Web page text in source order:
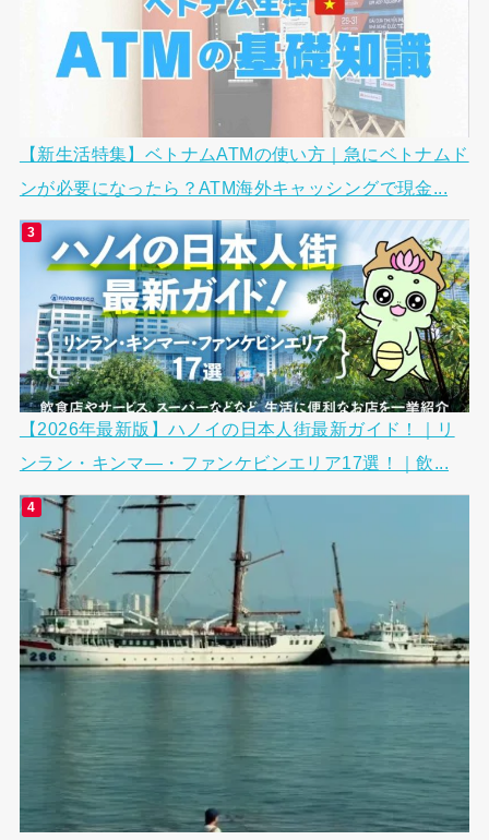
【新生活特集】ベトナムATMの使い方｜急にベトナムド
ンが必要になったら？ATM海外キャッシングで現金...
【2026年最新版】ハノイの日本人街最新ガイド！｜リ
ンラン・キンマ―・ファンケビンエリア17選！｜飲...